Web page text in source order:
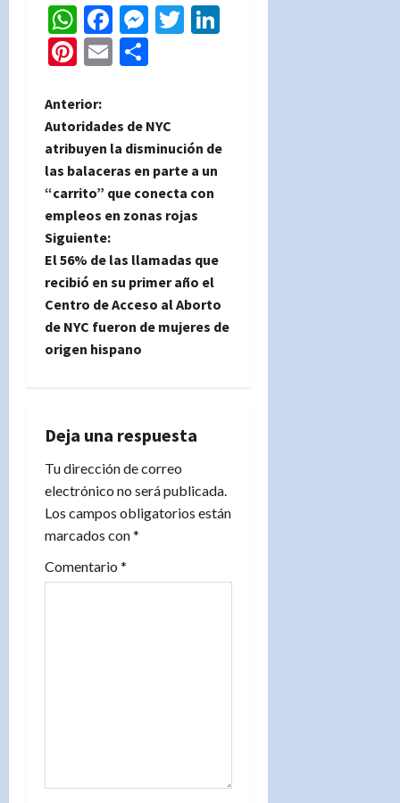
WhatsApp
Facebook
Messenger
Twitter
Pinterest
Email
N
a
v
e
g
a
c
n
d
e
e
a
Anterior:
Autoridades de NYC
atribuyen la disminución de
las balaceras en parte a un
“carrito” que conecta con
empleos en zonas rojas
Siguiente:
El 56% de las llamadas que
recibió en su primer año el
Centro de Acceso al Aborto
de NYC fueron de mujeres de
origen hispano
Deja una respuesta
Tu dirección de correo
electrónico no será publicada.
Los campos obligatorios están
marcados con*
Comentario *